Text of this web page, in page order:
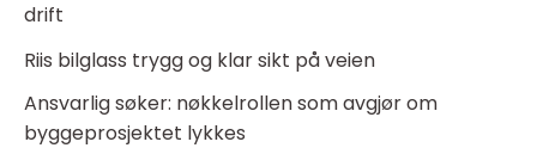
drift
Riis bilglass trygg og klar sikt på veien
Ansvarlig søker: nøkkelrollen som avgjør om
byggeprosjektet lykkes